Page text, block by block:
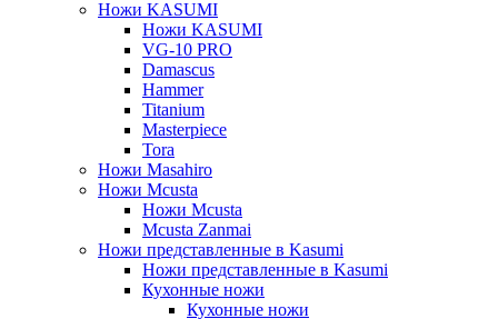
Ножи KASUMI
Ножи KASUMI
VG-10 PRO
Damascus
Hammer
Titanium
Masterpiece
Tora
Ножи Masahiro
Ножи Mcusta
Ножи Mcusta
Mcusta Zanmai
Ножи представленные в Kasumi
Ножи представленные в Kasumi
Кухонные ножи
Кухонные ножи